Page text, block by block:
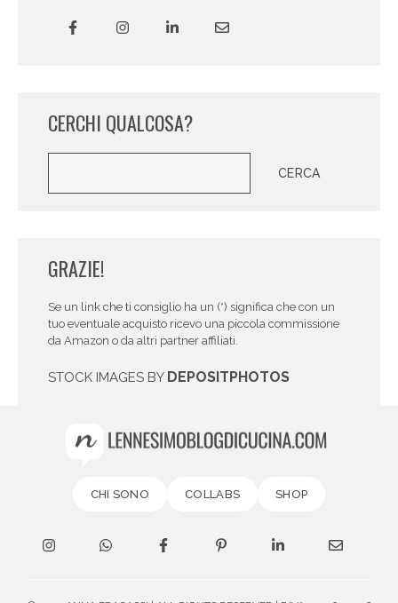
CERCHI QUALCOSA?
CERCA
GRAZIE!
Se un link che ti consiglio ha un (*) significa che con un
tuo eventuale acquisto ricevo una piccola commissione
da Amazon o da altri partner affiliati.
STOCK IMAGES BY DEPOSITPHOTOS
CHI SONO COLLABS SHOP